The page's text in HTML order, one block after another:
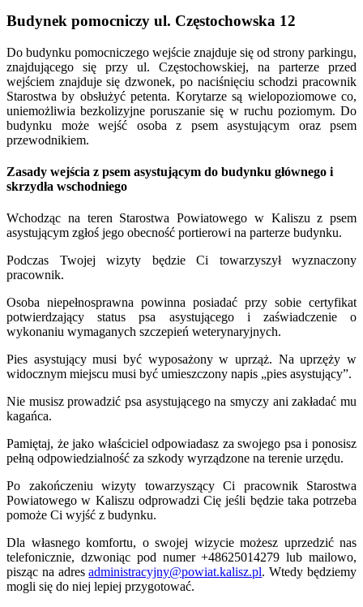
Budynek pomocniczy ul. Częstochowska 12
Do budynku pomocniczego wejście znajduje się od strony parkingu,
znajdującego się przy ul. Częstochowskiej, na parterze przed
wejściem znajduje się dzwonek, po naciśnięciu schodzi pracownik
Starostwa by obsłużyć petenta. Korytarze są wielopoziomowe co,
uniemożliwia bezkolizyjne poruszanie się w ruchu poziomym. Do
budynku może wejść osoba z psem asystującym oraz psem
przewodnikiem.
Zasady wejścia z psem asystującym do budynku głównego i
skrzydła wschodniego
Wchodząc na teren Starostwa Powiatowego w Kaliszu z psem
asystującym zgłoś jego obecność portierowi na parterze budynku.
Podczas Twojej wizyty będzie Ci towarzyszył wyznaczony
pracownik.
Osoba niepełnosprawna powinna posiadać przy sobie certyfikat
potwierdzający status psa asystującego i zaświadczenie o
wykonaniu wymaganych szczepień weterynaryjnych.
Pies asystujący musi być wyposażony w uprząż. Na uprzęży w
widocznym miejscu musi być umieszczony napis „pies asystujący”.
Nie musisz prowadzić psa asystującego na smyczy ani zakładać mu
kagańca.
Pamiętaj, że jako właściciel odpowiadasz za swojego psa i ponosisz
pełną odpowiedzialność za szkody wyrządzone na terenie urzędu.
Po zakończeniu wizyty towarzyszący Ci pracownik Starostwa
Powiatowego w Kaliszu odprowadzi Cię jeśli będzie taka potrzeba
pomoże Ci wyjść z budynku.
Dla własnego komfortu, o swojej wizycie możesz uprzedzić nas
telefonicznie, dzwoniąc pod numer +48625014279 lub mailowo,
pisząc na adresadministracyjny@powiat.kalisz.pl. Wtedy będziemy
mogli się do niej lepiej przygotować.